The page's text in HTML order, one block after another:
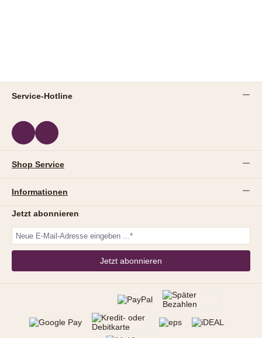
Service-Hotline
Shop Service
Informationen
Jetzt abonnieren
Jetzt abonnieren